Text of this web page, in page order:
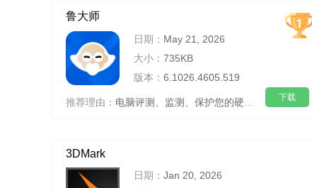
鲁大师
日期： May 21, 2026
大小： 735KB
版本： 6.1026.4605.519
推荐理由： 电脑评测、监测、保护您的硬件安全 下载
3DMark
日期： Jan 20, 2026